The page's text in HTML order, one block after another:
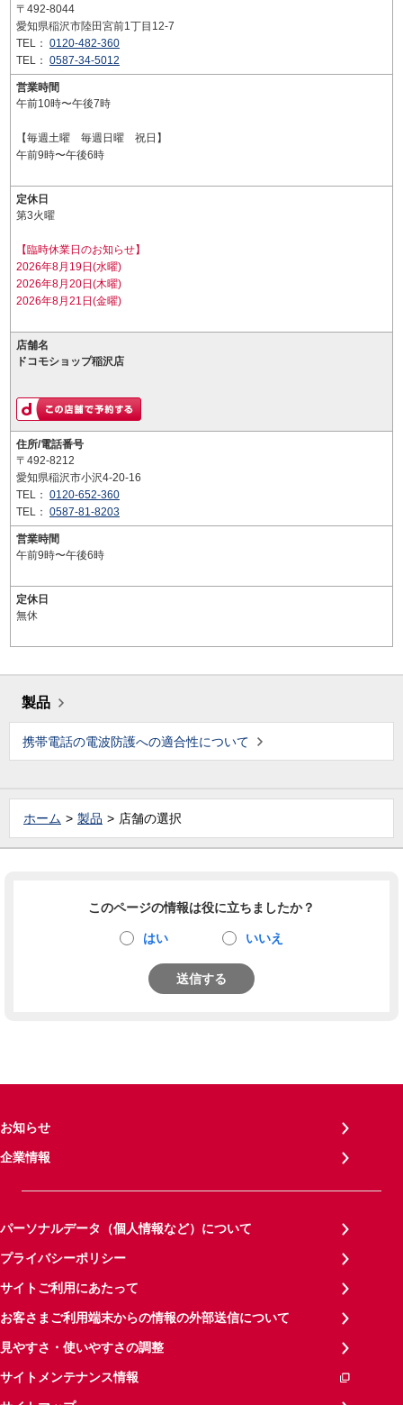
〒492-8044
愛知県稲沢市陸田宮前1丁目12-7
TEL： 0120-482-360
TEL： 0587-34-5012
営業時間
午前10時〜午後7時
【毎週土曜 毎週日曜 祝日】
午前9時〜午後6時
定休日
第3火曜
【臨時休業日のお知らせ】
2026年8月19日(水曜)
2026年8月20日(木曜)
2026年8月21日(金曜)
店舗名
ドコモショップ稲沢店
住所/電話番号
〒492-8212
愛知県稲沢市小沢4-20-16
TEL： 0120-652-360
TEL： 0587-81-8203
営業時間
午前9時〜午後6時
定休日
無休
製品
携帯電話の電波防護への適合性について
ホーム 製品 店舗の選択
このページの情報は役に立ちましたか？
はい いいえ
送信する
お知らせ
企業情報
パーソナルデータ（個人情報など）について
プライバシーポリシー
サイトご利用にあたって
お客さまご利用端末からの情報の外部送信について
見やすさ・使いやすさの調整
サイトメンテナンス情報